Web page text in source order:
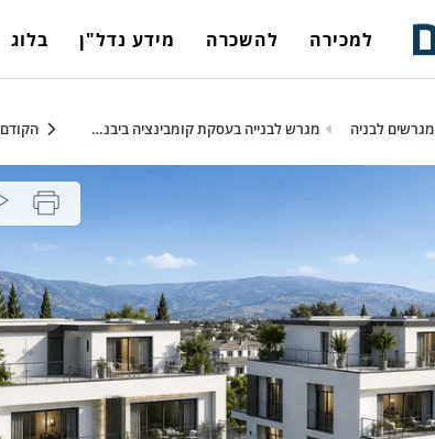
למכירה להשכרה מידע נדל"ן בלוג
מגרשים לבניה מגרש לבנייה בעסקת קומבינציה ביבנאל הקודם